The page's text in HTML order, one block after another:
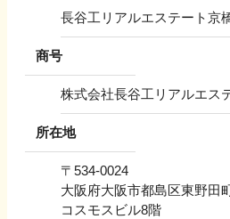
長谷工リアルエステート京
商号
株式会社長谷工リアルエス
所在地
〒 534-0024
大阪府大阪市都島区東野田
コスモスビル8階